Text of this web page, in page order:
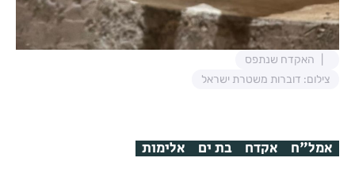
האקדח שנתפס
צילום: דוברות משטרת ישראל
אמל"ח אקדח בת ים אלימות